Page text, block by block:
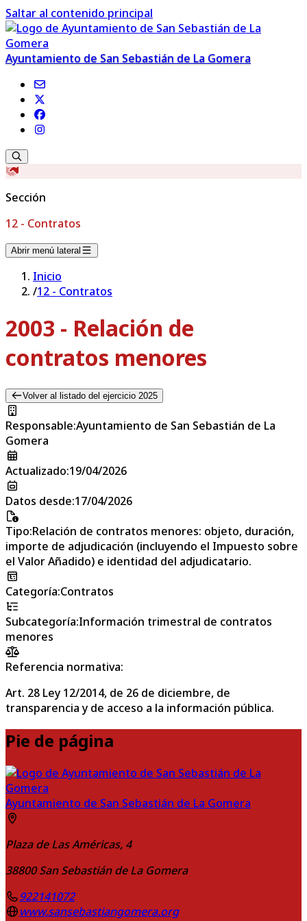
Saltar al contenido principal
Ayuntamiento de San Sebastián de La Gomera
Sección
12 - Contratos
Abrir menú lateral
Inicio
/12 - Contratos
2003 - Relación de
contratos menores
Volver al listado del ejercicio 2025
Responsable:Ayuntamiento de San Sebastián de La
Gomera
Actualizado:19/04/2026
Datos desde:17/04/2026
Tipo:Relación de contratos menores: objeto, duración,
importe de adjudicación (incluyendo el Impuesto sobre
el Valor Añadido) e identidad del adjudicatario.
Categoría:Contratos
Subcategoría:Información trimestral de contratos
menores
Referencia normativa:
Art. 28 Ley 12/2014, de 26 de diciembre, de
transparencia y de acceso a la información pública.
Pie de página
Ayuntamiento de San Sebastián de La Gomera
Plaza de Las Américas, 4
38800 San Sebastián de La Gomera
922141072
www.sansebastiangomera.org